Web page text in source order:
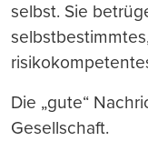
selbst. Sie
Die „gute“
Gesellschaft.